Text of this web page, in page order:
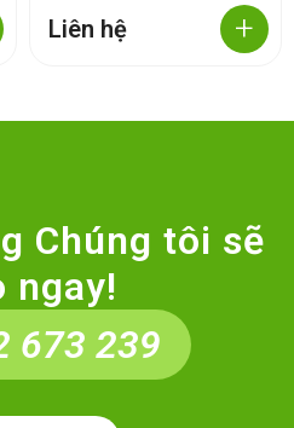
Liên hệ +
Chúng tôi sẽ
ngay!
673 239